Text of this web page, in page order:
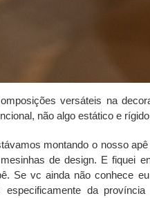
versáteis na
não algo estático e
montando o nosso
de design. E fiquei
Se vc ainda não conhece
especificamente da